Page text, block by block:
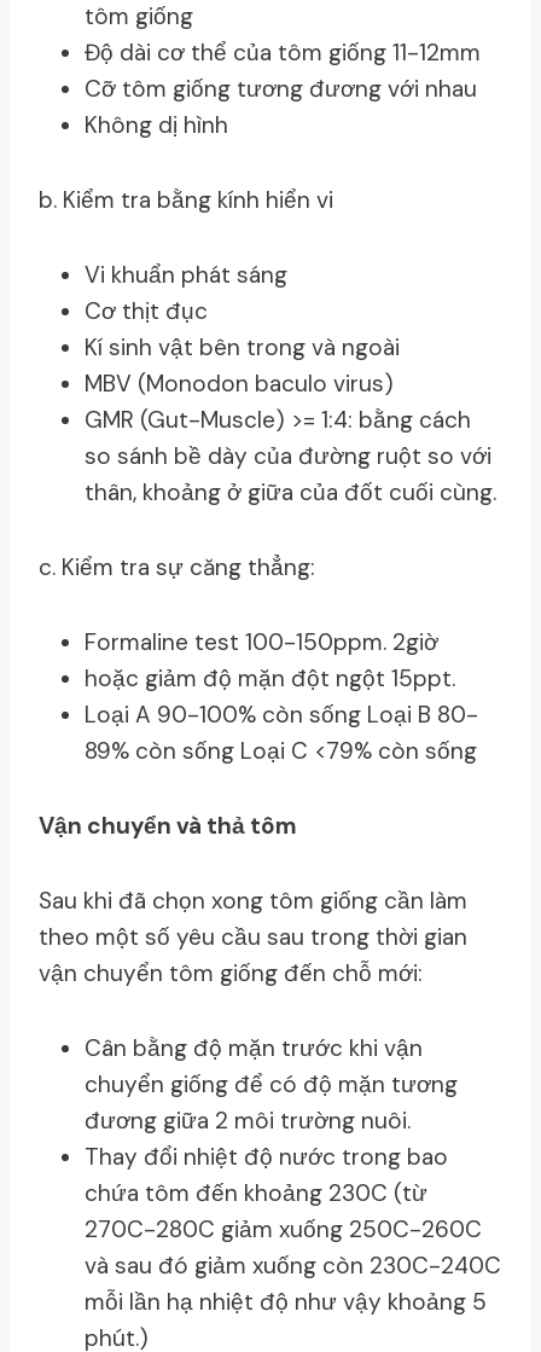
tôm giống
Độ dài cơ thể của tôm giống 11-12mm
Cỡ tôm giống tương đương với nhau
Không dị hình
b. Kiểm tra bằng kính hiển vi
Vi khuẩn phát sáng
Cơ thịt đục
Kí sinh vật bên trong và ngoài
MBV (Monodon baculo virus)
GMR (Gut-Muscle) >= 1:4: bằng cách
so sánh bề dày của đường ruột so với
thân, khoảng ở giữa của đốt cuối cùng.
c. Kiểm tra sự căng thẳng:
Formaline test 100-150ppm. 2giờ
hoặc giảm độ mặn đột ngột 15ppt.
Loại A 90-100% còn sống Loại B 80-
89% còn sống Loại C <79% còn sống
Vận chuyển và thả tôm
Sau khi đã chọn xong tôm giống cần làm
theo một số yêu cầu sau trong thời gian
vận chuyển tôm giống đến chỗ mới:
Cân bằng độ mặn trước khi vận
chuyển giống để có độ mặn tương
đương giữa 2 môi trường nuôi.
Thay đổi nhiệt độ nước trong bao
chứa tôm đến khoảng 230C (từ
270C-280C giảm xuống 250C-260C
và sau đó giảm xuống còn 230C-240C
mỗi lần hạ nhiệt độ như vậy khoảng 5
phút.)